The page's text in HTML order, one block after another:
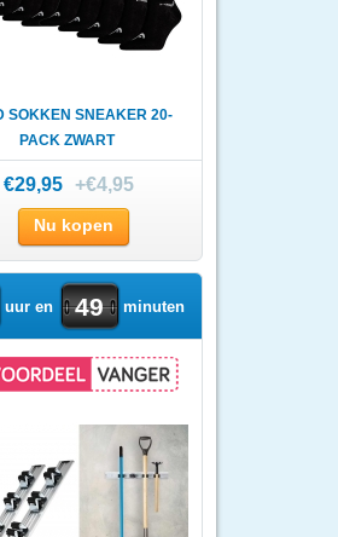
SOKKEN SNEAKER 20-
PACK ZWART
€29,95 +€4,95
Nu kopen
uur en 49 minuten